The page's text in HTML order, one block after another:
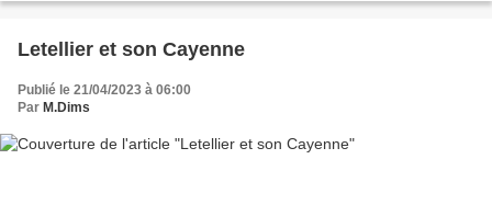
bizzarrini-comme-c-est-bizzarrini.html...
Letellier et son Cayenne
Publié le 21/04/2023 à 06:00
Par M.Dims